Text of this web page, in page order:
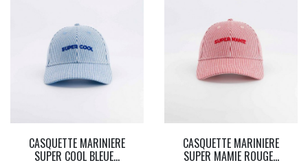
CASQUETTE MARINIERE
SUPER COOL BLEUE...
CASQUETTE MARINIERE
SUPER MAMIE ROUGE...